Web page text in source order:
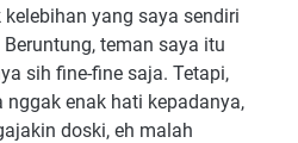
yang saya sendiri
teman saya itu
sih fine-fine saja. Tetapi,
enak hati kepadanya,
doski, eh malah